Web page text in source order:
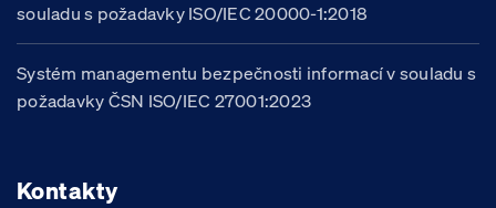
souladu s požadavky ISO/IEC 20000-1:2018
Systém managementu bezpečnosti informací v souladu s
požadavky ČSN ISO/IEC 27001:2023
Kontakty